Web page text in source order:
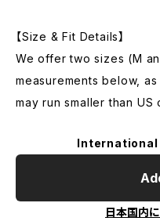
【Size & Fit Details】
We offer two sizes (M
measurements below,
may run smaller than US
International
日本国内